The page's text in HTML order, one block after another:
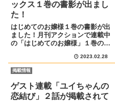
ックス１巻の書影が出まし
た！
はじめてのお嬢様１巻の書影が出
ました！月刊アクションで連載中
の「はじめてのお嬢様」１巻の書
琴音ちゃんが飛び出しているデザ
インが可愛いです↓帯もピンクで
とってもいいです各書店で予約を
受け付けているので、ぜひ買っ
て...
2023.02.28
掲載情報
ゲスト連載「ユイちゃんの
恋結び」２話が掲載されて